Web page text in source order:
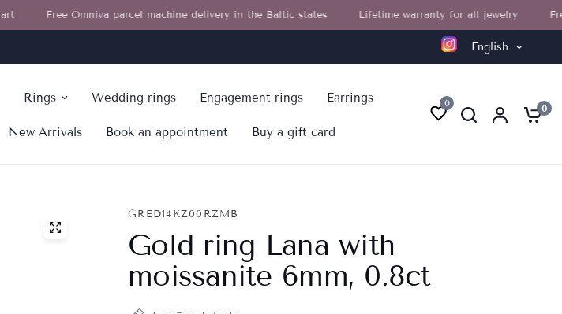
Free Omniva parcel machine delivery in the Baltic states Lifetime warranty for all jewelry Free
English
Rings Wedding rings Engagement rings Earrings
New Arrivals Book an appointment Buy a gift card
0 0
GRED14KZ00RZMB
Gold ring Lana with
moissanite 6mm, 0.8ct